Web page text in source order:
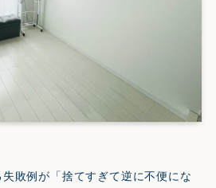
敗例が「捨てすぎて逆に不便にな